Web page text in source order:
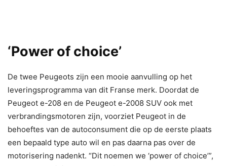
‘Power of choice’
De twee Peugeots zijn een mooie aanvulling op het
leveringsprogramma van dit Franse merk. Doordat de
Peugeot e-208 en de Peugeot e-2008 SUV ook met
verbrandingsmotoren zijn, voorziet Peugeot in de
behoeftes van de autoconsument die op de eerste plaats
een bepaald type auto wil en pas daarna pas over de
motorisering nadenkt. “Dit noemen we ‘power of choice’”,